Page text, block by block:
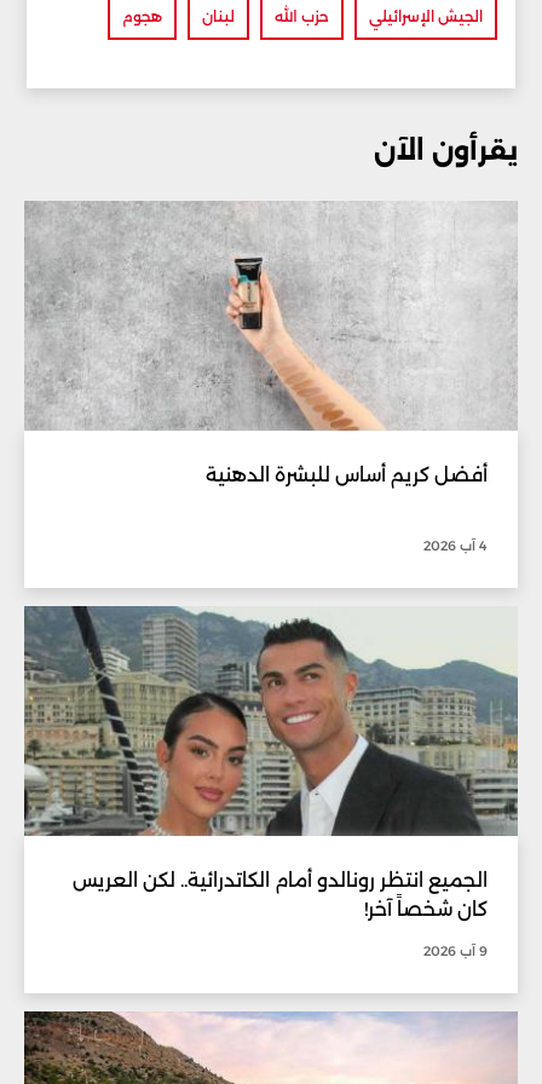
الجيش الإسرائيلي حزب الله لبنان هجوم
يقرأون الآن
أفضل كريم أساس للبشرة الدهنية
4 آب 2026
الجميع انتظر رونالدو أمام الكاتدرائية.. لكن العريس
كان شخصاً آخر!
9 آب 2026